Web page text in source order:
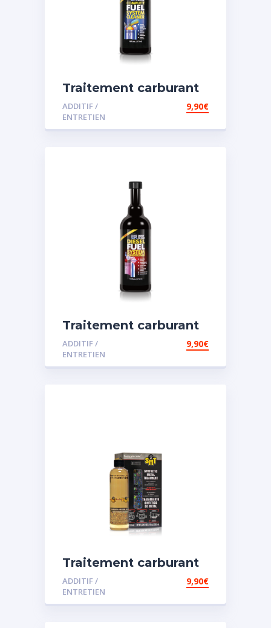
Traitement carburant
diesel et essence
ADDITIF /
ENTRETIEN
9,90€
Traitement carburant
spécial diesel
ADDITIF /
ENTRETIEN
9,90€
Traitement carburant
spécial essence
ADDITIF /
ENTRETIEN
9,90€